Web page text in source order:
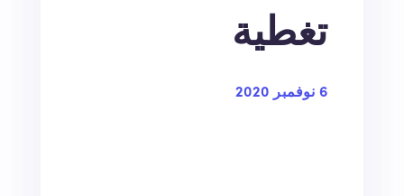
تغطية
6 نوفمبر 2020